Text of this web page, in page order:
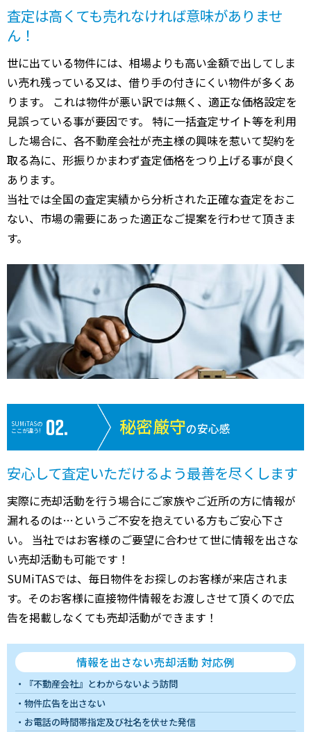
査定は高くても売れなければ意味がありませ
ん！
世に出ている物件には、相場よりも高い金額で出してしま
い売れ残っている又は、借り手の付きにくい物件が多くあ
ります。 これは物件が悪い訳では無く、適正な価格設定を
見誤っている事が要因です。 特に一括査定サイト等を利用
した場合に、各不動産会社が売主様の興味を惹いて契約を
取る為に、形振りかまわず査定価格をつり上げる事が良く
あります。
当社では全国の査定実績から分析された正確な査定をおこ
ない、市場の需要にあった適正なご提案を行わせて頂きま
す。
SUMiTASの
ここが違う!
秘密厳守の安心感
安心して査定いただけるよう最善を尽くします
実際に売却活動を行う場合にご家族やご近所の方に情報が
漏れるのは…というご不安を抱えている方もご安心下さ
い。 当社ではお客様のご要望に合わせて世に情報を出さな
い売却活動も可能です！
SUMiTASでは、毎日物件をお探しのお客様が来店されま
す。そのお客様に直接物件情報をお渡しさせて頂くので広
告を掲載しなくても売却活動ができます！
情報を出さない売却活動 対応例
『不動産会社』とわからないよう訪問
物件広告を出さない
お電話の時間帯指定及び社名を伏せた発信